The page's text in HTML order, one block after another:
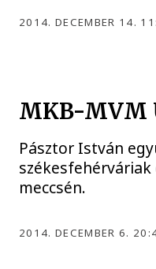
2014. DECEMBER 14.
MKB-MVM
Pásztor István
meccsén.
2014. DECEMBER 6.